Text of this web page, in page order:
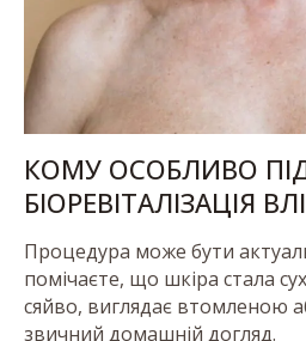
КОМУ ОСОБЛИВО
БІОРЕВІТАЛІЗАЦІЯ
Процедура може бути
помічаєте, що шкіра стала
сяйво, виглядає втомленою
звичний домашній догляд.